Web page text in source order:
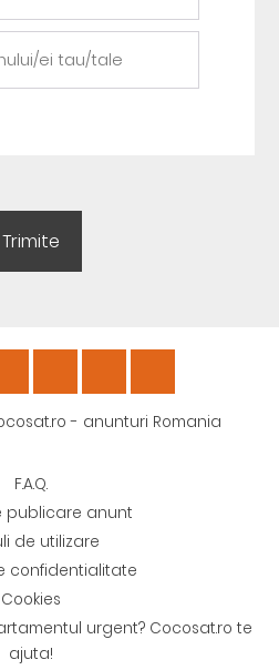
- anunturi Romania
F.A.Q.
publicare anunt
de utilizare
confidentialitate
Cookies
urgent? Cocosat.ro te
ajuta!